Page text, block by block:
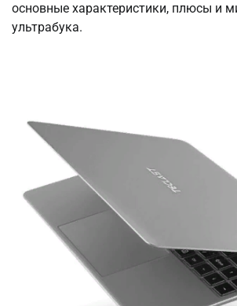
основные характеристики, плюсы и
ультрабука.